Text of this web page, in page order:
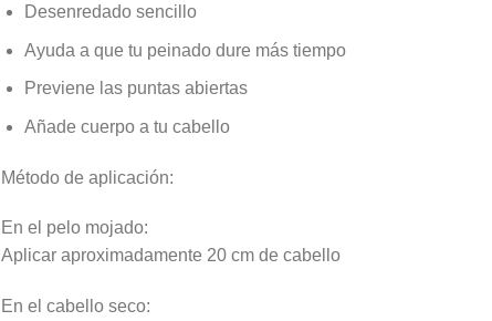
Desenredado sencillo
Ayuda a que tu peinado dure más tiempo
Previene las puntas abiertas
Añade cuerpo a tu cabello
Método de aplicación:
En el pelo mojado:
Aplicar aproximadamente 20 cm de cabello
En el cabello seco: